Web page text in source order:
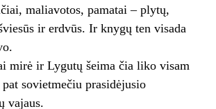
maliavotos, pamatai – plytų,
ir erdvūs. Ir knygų ten visada
mirė ir Lygutų šeima čia liko visam
sovietmečiu prasidėjusio
vajaus.